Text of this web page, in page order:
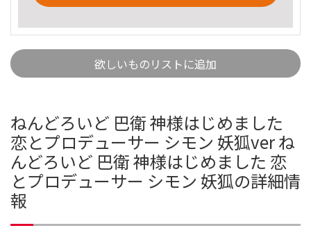
欲しいものリストに追加
ねんどろいど 巴衛 神様はじめました
恋とプロデューサー シモン 妖狐ver ね
んどろいど 巴衛 神様はじめました 恋
とプロデューサー シモン 妖狐の詳細情
報